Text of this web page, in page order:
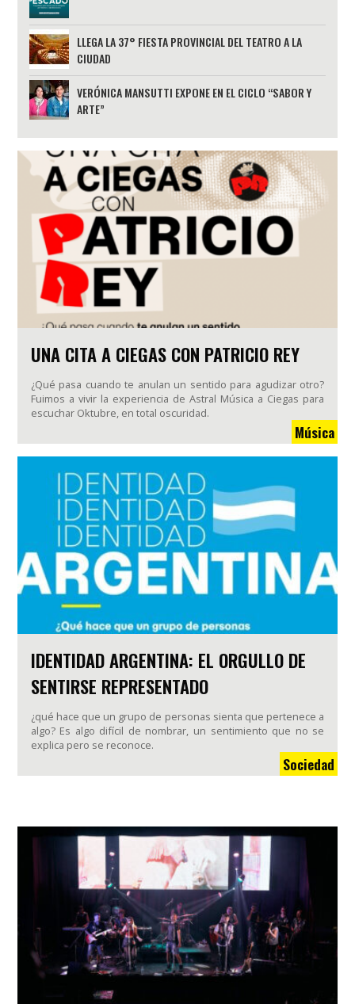
LLEGA LA 37° FIESTA PROVINCIAL DEL TEATRO A LA
CIUDAD
VERÓNICA MANSUTTI EXPONE EN EL CICLO “SABOR Y
ARTE”
UNA CITA A CIEGAS CON PATRICIO REY
¿Qué pasa cuando te anulan un sentido para agudizar otro?
Fuimos a vivir la experiencia de Astral Música a Ciegas para
escuchar Oktubre, en total oscuridad.
Música
IDENTIDAD ARGENTINA: EL ORGULLO DE
SENTIRSE REPRESENTADO
¿qué hace que un grupo de personas sienta que pertenece a
algo? Es algo difícil de nombrar, un sentimiento que no se
explica pero se reconoce.
Sociedad